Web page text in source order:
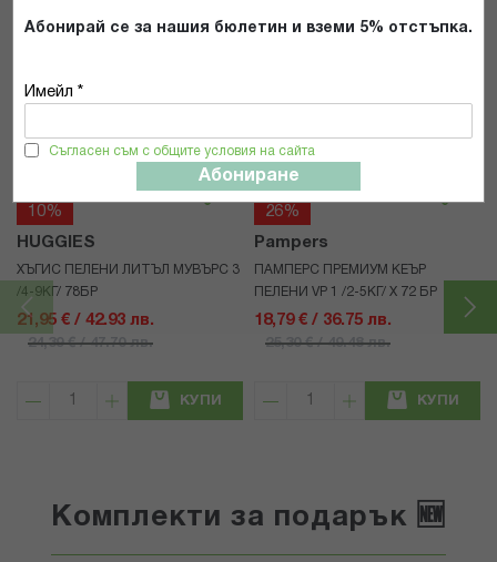
Абонирай се за нашия бюлетин и вземи 5% отстъпка.
Имейл *
Съгласен съм с общите условия на сайта
Абониране
10%
HUGGIES
ХЪГИС ПЕЛЕНИ ЛИТЪЛ МУВЪРС 3
/4-9КГ/ 78БР
21,95 € / 42.93 лв.
24,39 € / 47.70 лв.
КУПИ
26%
Pampers
ПАМПЕРС ПРЕМИУМ КЕЪР
ПЕЛЕНИ VP 1 /2-5КГ/ Х 72 БР
18,79 € / 36.75 лв.
25,30 € / 49.48 лв.
КУПИ
Комплекти за подарък 🆕